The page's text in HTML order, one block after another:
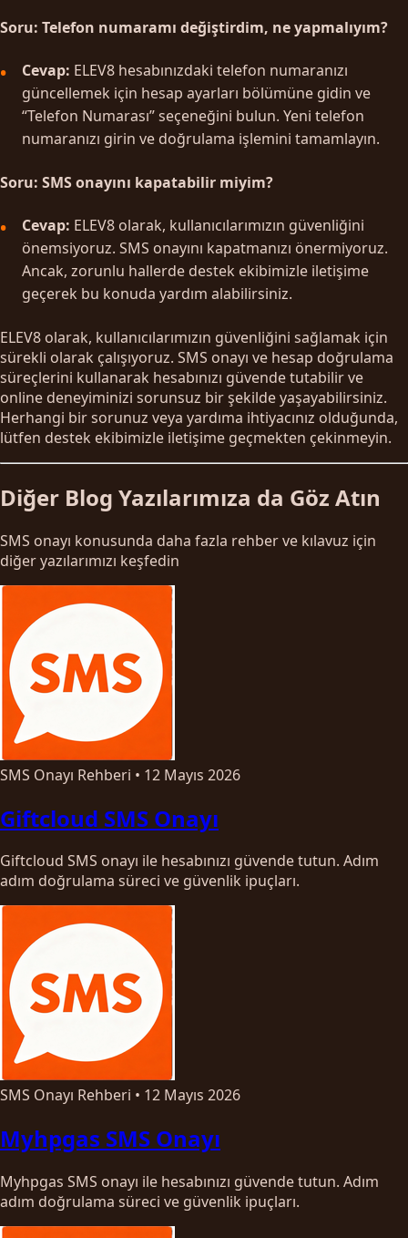
Soru: Telefon numaramı değiştirdim, ne yapmalıyım?
Cevap: ELEV8 hesabınızdaki telefon numaranızı
güncellemek için hesap ayarları bölümüne gidin ve
“Telefon Numarası” seçeneğini bulun. Yeni telefon
numaranızı girin ve doğrulama işlemini tamamlayın.
Soru: SMS onayını kapatabilir miyim?
Cevap: ELEV8 olarak, kullanıcılarımızın güvenliğini
önemsiyoruz. SMS onayını kapatmanızı önermiyoruz.
Ancak, zorunlu hallerde destek ekibimizle iletişime
geçerek bu konuda yardım alabilirsiniz.
ELEV8 olarak, kullanıcılarımızın güvenliğini sağlamak için
sürekli olarak çalışıyoruz. SMS onayı ve hesap doğrulama
süreçlerini kullanarak hesabınızı güvende tutabilir ve
online deneyiminizi sorunsuz bir şekilde yaşayabilirsiniz.
Herhangi bir sorunuz veya yardıma ihtiyacınız olduğunda,
lütfen destek ekibimizle iletişime geçmekten çekinmeyin.
Diğer Blog Yazılarımıza da Göz Atın
SMS onayı konusunda daha fazla rehber ve kılavuz için
diğer yazılarımızı keşfedin
SMS Onayı Rehberi • 12 Mayıs 2026
Giftcloud SMS Onayı
Giftcloud SMS onayı ile hesabınızı güvende tutun. Adım
adım doğrulama süreci ve güvenlik ipuçları.
SMS Onayı Rehberi • 12 Mayıs 2026
Myhpgas SMS Onayı
Myhpgas SMS onayı ile hesabınızı güvende tutun. Adım
adım doğrulama süreci ve güvenlik ipuçları.